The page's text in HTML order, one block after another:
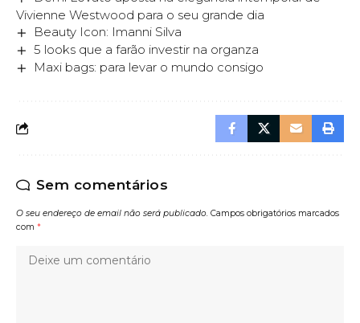
Vivienne Westwood para o seu grande dia
Beauty Icon: Imanni Silva
5 looks que a farão investir na organza
Maxi bags: para levar o mundo consigo
Sem comentários
O seu endereço de email não será publicado. Campos obrigatórios marcados
com *